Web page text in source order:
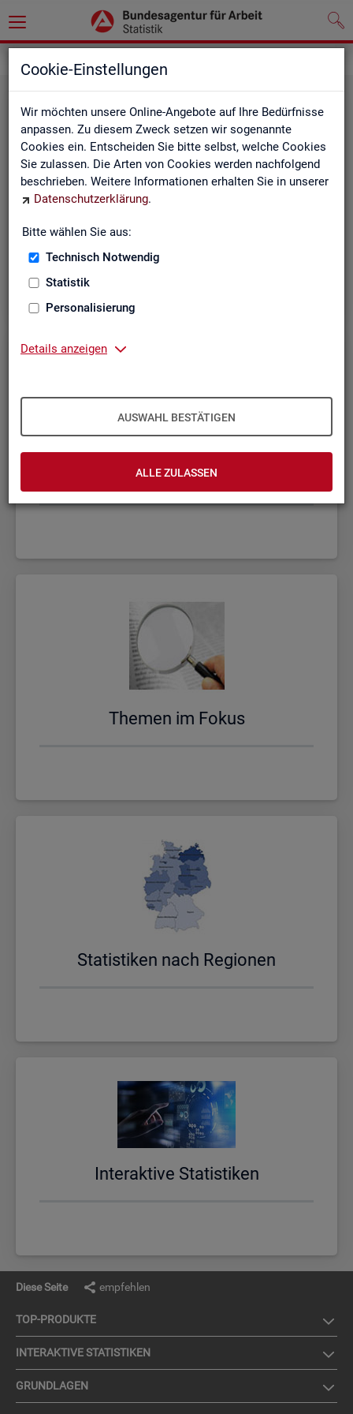
Cookie-Einstellungen
Wir möchten unsere Online-Angebote auf Ihre Bedürfnisse
anpassen. Zu diesem Zweck setzen wir sogenannte
Cookies ein. Entscheiden Sie bitte selbst, welche Cookies
Sie zulassen. Die Arten von Cookies werden nachfolgend
beschrieben. Weitere Informationen erhalten Sie in unserer
Datenschutzerklärung.
Bitte wählen Sie aus:
Technisch Notwendig
Statistik
Personalisierung
Details anzeigen
AUSWAHL BESTÄTIGEN
ALLE ZULASSEN
Rund­schau Ar­beits­markt
Fach­sta­tis­ti­ken
The­men im Fokus
Sta­tis­ti­ken nach Re­gio­nen
In­ter­ak­ti­ve Sta­tis­ti­ken
Diese Seite empfehlen
TOP-PRO­DUK­TE
IN­TER­AK­TI­VE STA­TIS­TI­KEN
GRUND­LA­GEN